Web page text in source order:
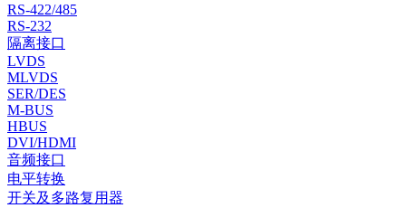
RS-422/485
RS-232
隔离接口
LVDS
MLVDS
SER/DES
M-BUS
HBUS
DVI/HDMI
音频接口
电平转换
开关及多路复用器